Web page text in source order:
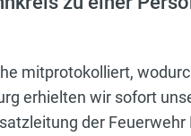
mitprotokolliert,
erhielten wir sofort
der